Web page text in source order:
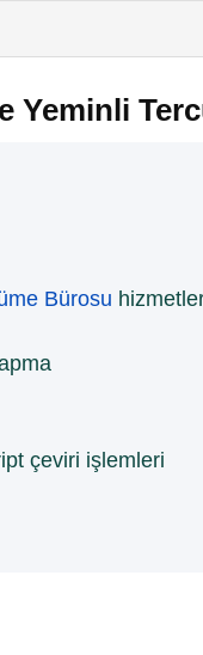
Yeminli
Bürosu
çeviri işlemleri